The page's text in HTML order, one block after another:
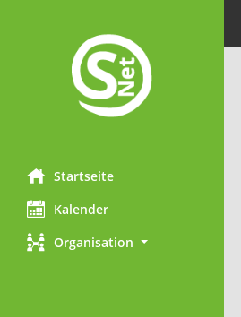
Startseite
Kalender
Organisation